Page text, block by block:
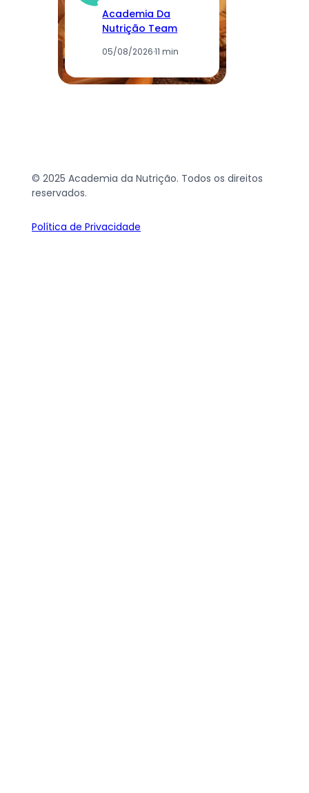
Academia Da
Nutrição Team
05/08/2026·11 min
© 2025 Academia da Nutrição. Todos os direitos
reservados.
Política de Privacidade